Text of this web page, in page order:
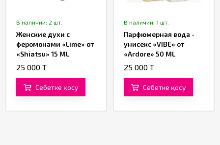
В наличии: 2 шт.
Женские духи с
феромонами «Lime» от
«Shiatsu» 15 ML
25 000 T
Себетке қосу
В наличии: 1 шт.
Парфюмерная вода -
унисекс «VIBE» от
«Ardore» 50 ML
25 000 T
Себетке қосу